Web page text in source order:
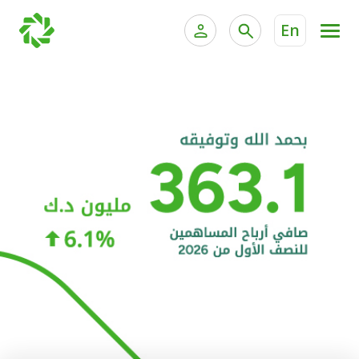
En
الخدمات المصرفية الإلكترونية للشركات
خدمة "بيتك" للتداول الإلكتروني
الحسابات المصرفية
البطاقات
"برامج العملاء"